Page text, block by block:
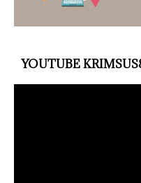
YOUTUBE